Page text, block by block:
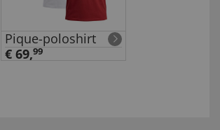
Pique-poloshirt
€ 69,99